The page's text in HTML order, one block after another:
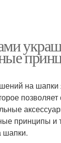
на шапки
позволяет
принципы и
шапки.